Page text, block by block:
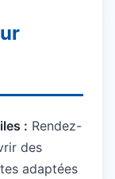
: Rendez-
des
adaptées